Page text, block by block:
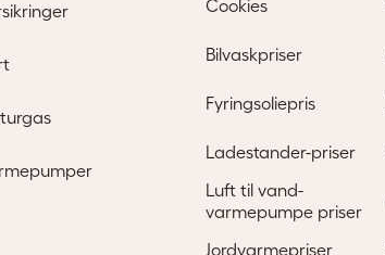
på et
jordvarme
du den
Cookies
Bilvaskpriser
Fyringsoliepris
Ladestander-priser
Luft til vand-
varmepumpe priser
Jordvarmepriser